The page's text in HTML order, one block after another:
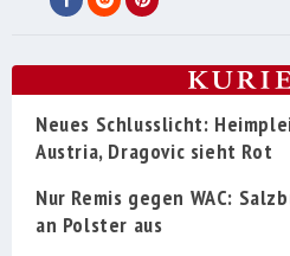
Neues Schlusslicht:
Austria, Dragovic sieht Rot
Nur Remis gegen WAC:
an Polster aus